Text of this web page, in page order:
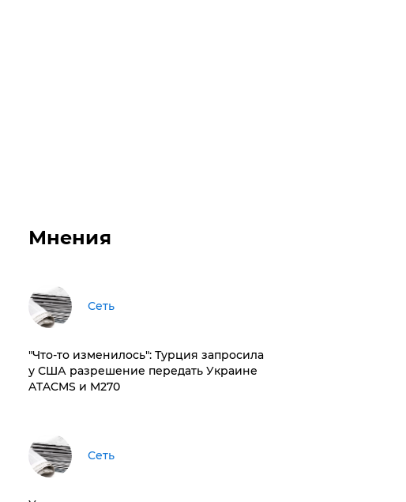
Мнения
Сеть
​"Что-то изменилось": Турция запросила
у США разрешение передать Украине
ATACMS и M270
Сеть